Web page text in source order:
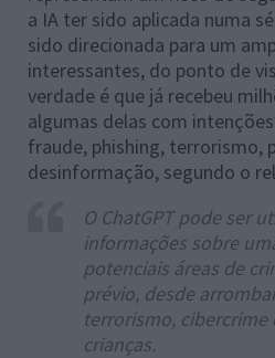
a IA ter sido aplicada numa
sido direcionada para um
interessantes, do ponto de
verdade é que já recebeu
algumas delas com
fraude, phishing, terrorismo,
desinformação, segundo o
O ChatGPT pode ser
informações sobre
potenciais áreas de
prévio, desde
terrorismo, cibercrime
crianças.